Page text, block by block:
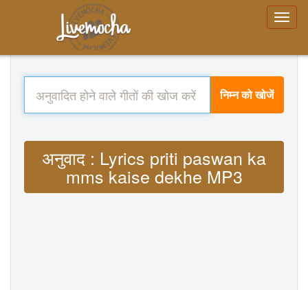
निम्न को खोजें
अनुवाद : Lyrics priti paswan ka
mms kaise dekhe MP3